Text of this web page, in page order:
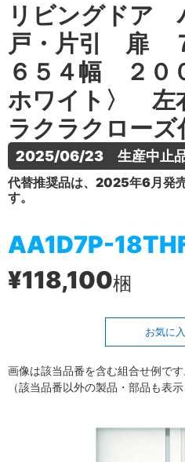
リビングドア
戸・片引 扉
６５４幅 ２０
ホワイト〉
ラクラクローズ
2025/06/23　生産中止
代替推奨品は、2025年6月発
す。
AA1D7P-
¥118,100梱
お気に
画像は該当品番を含む組合せ例です
（該当品番以外の製品・部品も表